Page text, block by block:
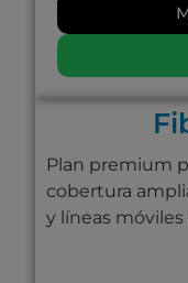
Plan premium
cobertura
y líneas